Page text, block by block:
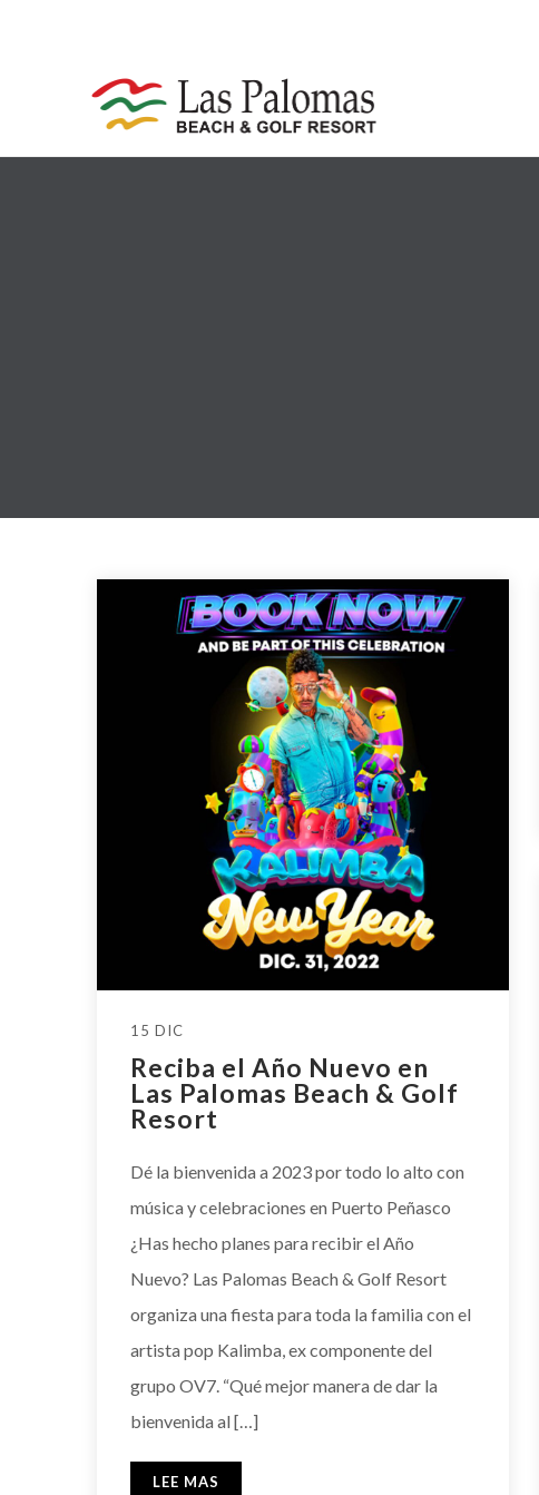
15 DIC
Reciba el Año Nuevo en
Las Palomas Beach & Golf
Resort
Dé la bienvenida a 2023 por todo lo alto con
música y celebraciones en Puerto Peñasco
¿Has hecho planes para recibir el Año
Nuevo? Las Palomas Beach & Golf Resort
organiza una fiesta para toda la familia con el
artista pop Kalimba, ex componente del
grupo OV7. “Qué mejor manera de dar la
bienvenida al […]
LEE MAS